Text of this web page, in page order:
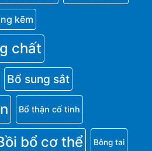
kẽm
chất
Bổ sung sắt
Bổ thận cố tinh
bổ cơ thể Bông tai